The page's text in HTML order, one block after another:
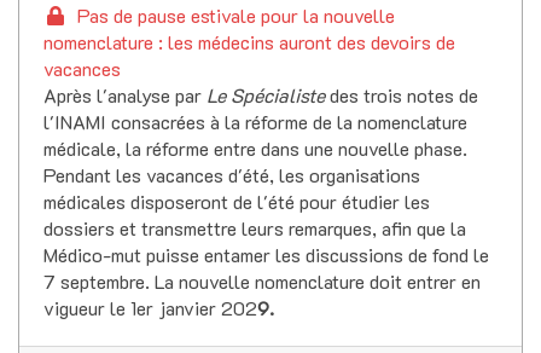
Pas de pause estivale pour la nouvelle
nomenclature : les médecins auront des devoirs de
vacances
Après l'analyse par Le Spécialistedes trois notes de
l'INAMI consacrées à la réforme de la nomenclature
médicale, la réforme entre dans une nouvelle phase.
Pendant les vacances d'été, les organisations
médicales disposeront de l'été pour étudier les
dossiers et transmettre leurs remarques, afin que la
Médico-mut puisse entamer les discussions de fond le
7 septembre. La nouvelle nomenclature doit entrer en
vigueur le 1er janvier 2029.